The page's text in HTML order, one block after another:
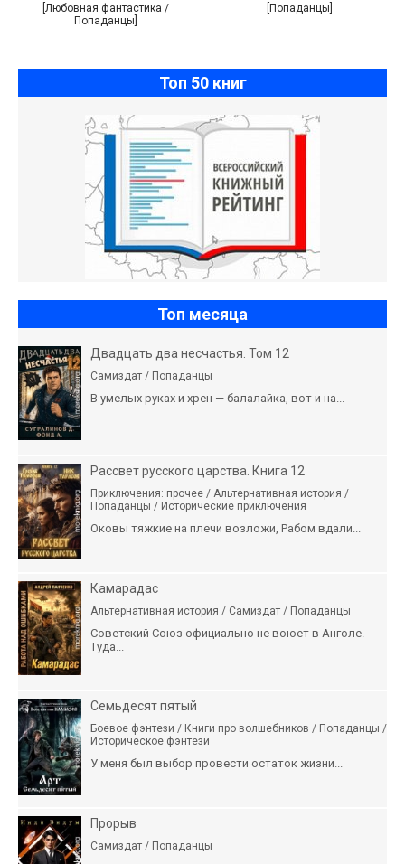
[Любовная фантастика /
Попаданцы]
[Попаданцы]
Топ 50 книг
Топ месяца
Двадцать два несчастья. Том 12
Самиздат / Попаданцы
В умелых руках и хрен — балалайка, вот и на...
Рассвет русского царства. Книга 12
Приключения: прочее / Альтернативная история /
Попаданцы / Исторические приключения
Оковы тяжкие на плечи возложи, Рабом вдали...
Камарадас
Альтернативная история / Самиздат / Попаданцы
Советский Союз официально не воюет в Анголе.
Туда...
Семьдесят пятый
Боевое фэнтези / Книги про волшебников / Попаданцы /
Историческое фэнтези
У меня был выбор провести остаток жизни...
Прорыв
Самиздат / Попаданцы